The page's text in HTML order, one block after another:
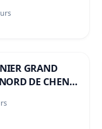
GRAND
DE CHENE-